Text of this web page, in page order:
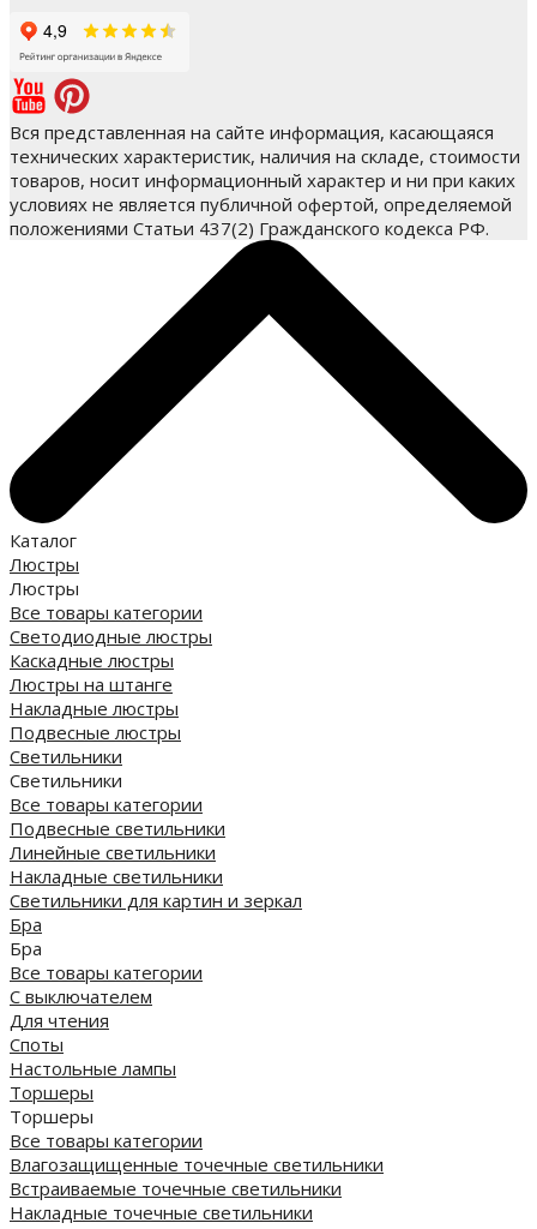
Вся представленная на сайте информация, касающаяся
технических характеристик, наличия на складе, стоимости
товаров, носит информационный характер и ни при каких
условиях не является публичной офертой, определяемой
положениями Статьи 437(2) Гражданского кодекса РФ.
Каталог
Люстры
Люстры
Все товары категории
Светодиодные люстры
Каскадные люстры
Люстры на штанге
Накладные люстры
Подвесные люстры
Светильники
Светильники
Все товары категории
Подвесные светильники
Линейные светильники
Накладные светильники
Светильники для картин и зеркал
Бра
Бра
Все товары категории
С выключателем
Для чтения
Споты
Настольные лампы
Торшеры
Торшеры
Все товары категории
Влагозащищенные точечные светильники
Встраиваемые точечные светильники
Накладные точечные светильники